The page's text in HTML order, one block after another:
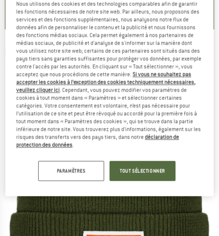
4,2(6)
4,6(19)
BARTS -Valgers - Bonnet
(0)
Nous utilisons des cookies et des technologies comparables afin de garantir
les fonctions nécessaires de notre site web. Par ailleurs, nous proposons des
services et des fonctions supplémentaires, nous analysons notre flux de
données afin de personnaliser le contenu et la publicité et nous fournissons
des fonctions médias sociaux. Cela permet également à nos partenaires de
médias sociaux, de publicité et d'analyse de s'informer sur la manière dont
vous utilisez notre site web; certains de ces partenaires sont situés dans des
pays tiers sans garanties suffisantes pour protéger vos données, par exemple
contre l'accès par les autorités. En cliquant sur « Tout sélectionner », vous
acceptez que nous procédions de cette manière.Si vous ne souhaitez pas
accepter les cookies à l’exception des cookies techniquement nécessaires,
veuillez cliquer ici. Cependant, vous pouvez modifier vos paramètres de
cookies à tout moment dans « Paramètres » et sélectionner certaines
catégories. Votre consentement est volontaire, n’est pas nécessaire pour
l’utilisation de ce site et peut être révoqué ou accordé pour la première fois à
tout moment dans « Paramètres des cookies », qui se trouve dans la partie
inférieure de notre site. Vous trouverez plus d'informations, également sur les
risques des transferts vers des pays tiers, dans notredéclaration de
protection des données.
PARAMÈTRES TOUT SÉLECTIONNER